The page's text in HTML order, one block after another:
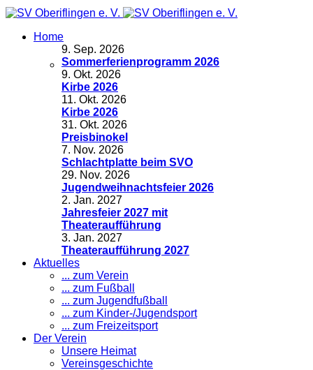
Home
9. Sep. 2026
Sommerferienprogramm 2026
9. Okt. 2026
Kirbe 2026
11. Okt. 2026
Kirbe 2026
31. Okt. 2026
Preisbinokel
7. Nov. 2026
Schlachtplatte beim SVO
29. Nov. 2026
Jugendweihnachtsfeier 2026
2. Jan. 2027
Jahresfeier 2027 mit
Theateraufführung
3. Jan. 2027
Theateraufführung 2027
Aktuelles
... zum Verein
... zum Fußball
... zum Jugendfußball
... zum Kinder-/Jugendsport
... zum Freizeitsport
Der Verein
Unsere Heimat
Vereinsgeschichte